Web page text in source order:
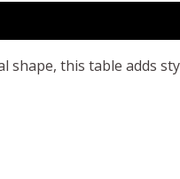
shape, this table adds